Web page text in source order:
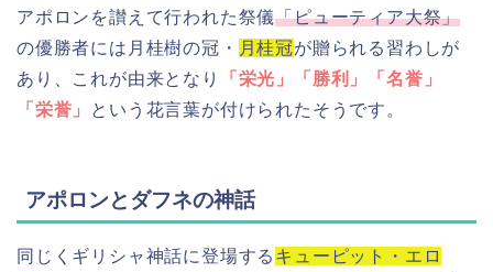
アポロンを讃えて行われた祭儀「ピューティア大祭」
の優勝者には月桂樹の冠・ 月桂冠が贈られる習わしが
あり、これが由来となり
「栄光」「勝利」「名誉」
「栄誉」
という花言葉が付けられたそうです。
アポロンとダフネの神話
同じくギリシャ神話に登場する キューピット・エロ